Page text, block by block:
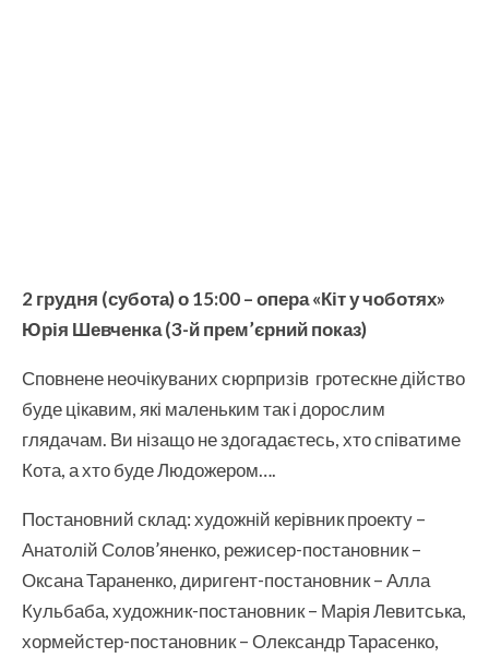
2 грудня (субота) о 15:00 – опера «Кіт у чоботях»
Юрія Шевченка (3-й прем’єрний показ)
Сповнене неочікуваних сюрпризів гротескне дійство
буде цікавим, які маленьким так і дорослим
глядачам. Ви нізащо не здогадаєтесь, хто співатиме
Кота, а хто буде Людожером….
Постановний склад: художній керівник проекту –
Анатолій Солов’яненко, режисер-постановник –
Оксана Тараненко, диригент-постановник – Алла
Кульбаба, художник-постановник – Марія Левитська,
хормейстер-постановник – Олександр Тарасенко,